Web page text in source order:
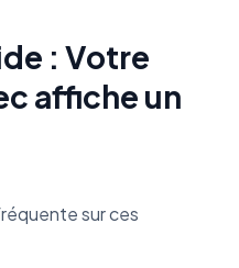
: Votre
affiche un
sur ces